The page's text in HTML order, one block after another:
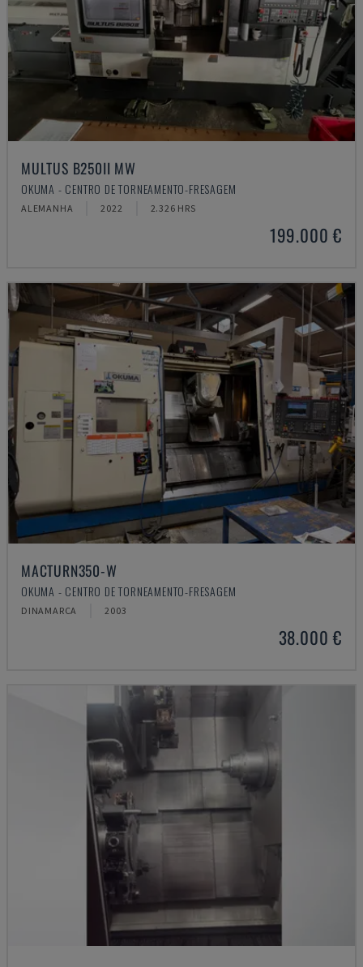
MULTUS B250II MW
OKUMA - CENTRO DE TORNEAMENTO-FRESAGEM
ALEMANHA 2022 2.326 HRS
199.000 €
MACTURN350-W
OKUMA - CENTRO DE TORNEAMENTO-FRESAGEM
DINAMARCA 2003
38.000 €